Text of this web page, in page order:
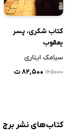
کتاب شکری، پسر
یعقوب
سیامک ایثاری
۱۶۵۰۰۰ ۸۲,۵۰۰ ت
کتاب‌های نشر برج